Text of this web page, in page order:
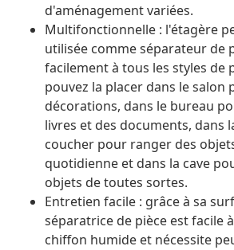
d'aménagement variées.
Multifonctionnelle : l'étagère
utilisée comme séparateur de
facilement à tous les styles de
pouvez la placer dans le salon
décorations, dans le bureau
livres et des documents, dans
coucher pour ranger des
quotidienne et dans la cave
objets de toutes sortes.
Entretien facile : grâce à sa
séparatrice de pièce est facile
chiffon humide et nécessite